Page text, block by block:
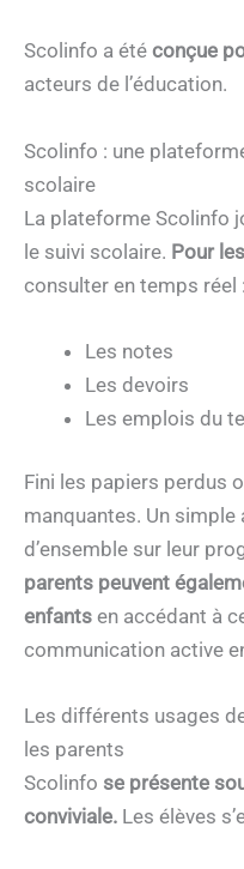
Scolinfo a été conçue
acteurs de l’éducation.
Scolinfo : une
scolaire
La plateforme Scolinfo
le suivi scolaire. Pour
consulter en temps réel :
Les notes
Les devoirs
Les emplois du
Fini les papiers perdus
manquantes. Un
d’ensemble sur leur
parents peuvent
enfants en accédant à
communication active
Les différents usages
les parents
Scolinfo se présente
conviviale. Les élèves